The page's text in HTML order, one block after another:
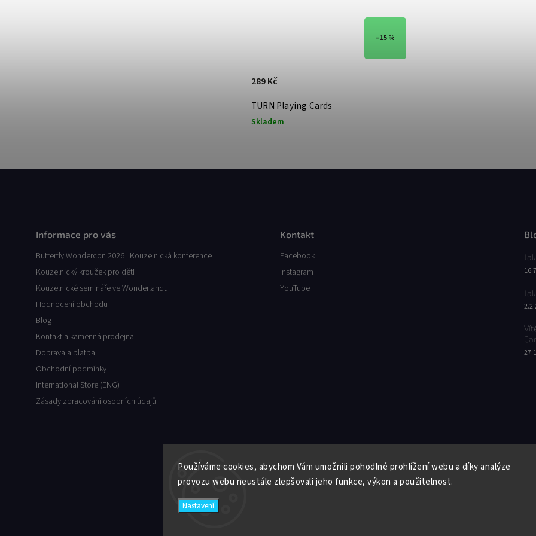
Používáme cookies, abychom Vám umožnili pohodlné prohlížení webu a díky analýze
provozu webu neustále zlepšovali jeho funkce, výkon a použitelnost.
Nastavení
–15 %
TURN Playing Cards
Skladem
289 Kč
Informace pro vás
Butterfly Wondercon 2026 | Kouzelnická konference
Kouzelnický kroužek pro děti
Kouzelnické semináře ve Wonderlandu
Hodnocení obchodu
Blog
Kontakt a kamenná prodejna
Doprava a platba
Obchodní podmínky
International Store (ENG)
Zásady zpracování osobních údajů
Kontakt
Facebook
Instagram
YouTube
Copyright 2026Butterfly Wonderland. Všechna práva vyhrazena.